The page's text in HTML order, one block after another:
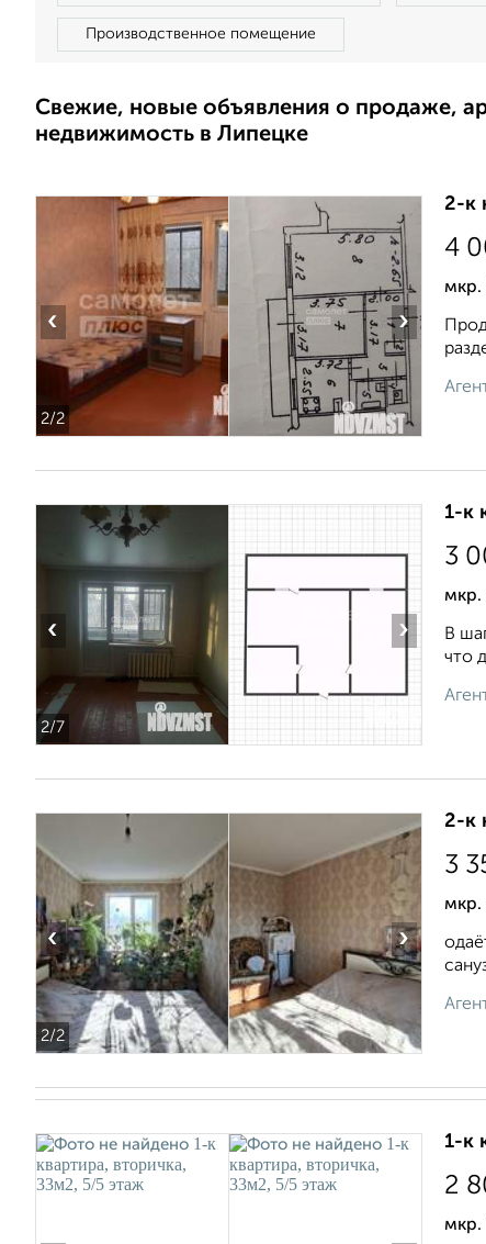
Производственное помещение
Свежие, новые объявления о продаже,
недвижимость в Липецке
2/2
‹ ›
2-к
4
мкр.
2/7
‹ ›
1-к
3
мкр.
В
что
2/2
‹ ›
2-к
3
мкр.
1-к
2
мкр.